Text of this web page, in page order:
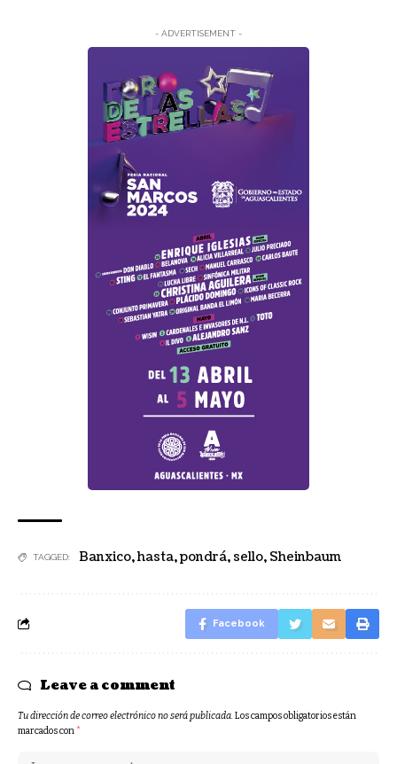
- ADVERTISEMENT -
TAGGED: Banxico,hasta,pondrá, sello, Sheinbaum
Facebook
Leave a comment
Tu dirección de correo electrónico no será publicada.Los campos obligatorios están
marcados con*